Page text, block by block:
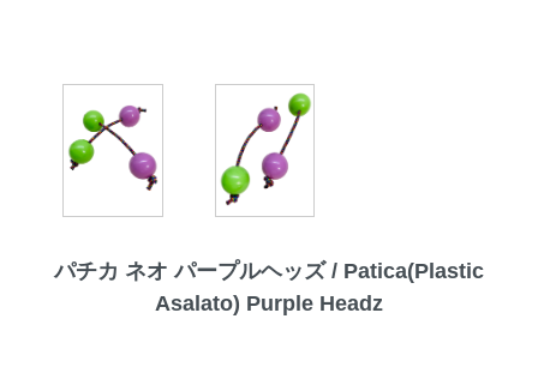
パチカ ネオ パープルヘッズ / Patica(Plastic
Asalato) Purple Headz